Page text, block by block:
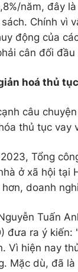
năm, đây
Chính vì
động của
cân đối
hoá thủ
câu
thủ tục vay
Tổng
ở xã hội tại
hơn, doanh
Tuấn
đưa ra ý kiến:
Vì hiện nay
Mặc dù, đã